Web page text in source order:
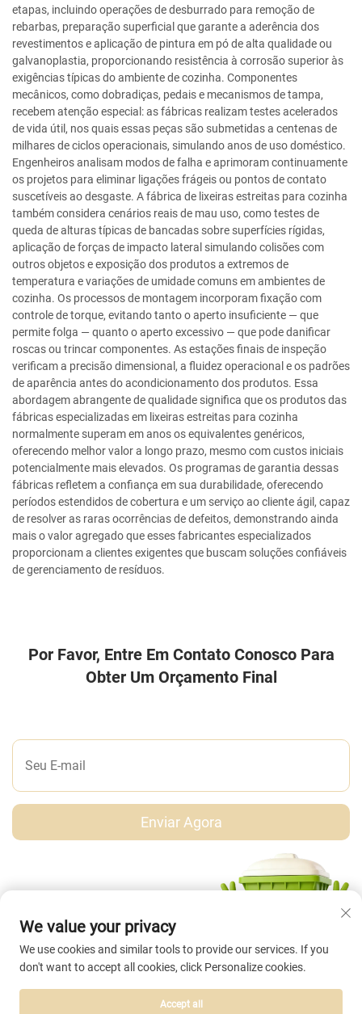
etapas, incluindo operações de desburrado para remoção de
rebarbas, preparação superficial que garante a aderência dos
revestimentos e aplicação de pintura em pó de alta qualidade ou
galvanoplastia, proporcionando resistência à corrosão superior às
exigências típicas do ambiente de cozinha. Componentes
mecânicos, como dobradiças, pedais e mecanismos de tampa,
recebem atenção especial: as fábricas realizam testes acelerados
de vida útil, nos quais essas peças são submetidas a centenas de
milhares de ciclos operacionais, simulando anos de uso doméstico.
Engenheiros analisam modos de falha e aprimoram continuamente
os projetos para eliminar ligações frágeis ou pontos de contato
suscetíveis ao desgaste. A fábrica de lixeiras estreitas para cozinha
também considera cenários reais de mau uso, como testes de
queda de alturas típicas de bancadas sobre superfícies rígidas,
aplicação de forças de impacto lateral simulando colisões com
outros objetos e exposição dos produtos a extremos de
temperatura e variações de umidade comuns em ambientes de
cozinha. Os processos de montagem incorporam fixação com
controle de torque, evitando tanto o aperto insuficiente — que
permite folga — quanto o aperto excessivo — que pode danificar
roscas ou trincar componentes. As estações finais de inspeção
verificam a precisão dimensional, a fluidez operacional e os padrões
de aparência antes do acondicionamento dos produtos. Essa
abordagem abrangente de qualidade significa que os produtos das
fábricas especializadas em lixeiras estreitas para cozinha
normalmente superam em anos os equivalentes genéricos,
oferecendo melhor valor a longo prazo, mesmo com custos iniciais
potencialmente mais elevados. Os programas de garantia dessas
fábricas refletem a confiança em sua durabilidade, oferecendo
períodos estendidos de cobertura e um serviço ao cliente ágil, capaz
de resolver as raras ocorrências de defeitos, demonstrando ainda
mais o valor agregado que esses fabricantes especializados
proporcionam a clientes exigentes que buscam soluções confiáveis
de gerenciamento de resíduos.
Por Favor, Entre Em Contato Conosco Para
Obter Um Orçamento Final
Enviar Agora
We value your privacy
We use cookies and similar tools to provide our services. If you
don't want to accept all cookies, click Personalize cookies.
Accept all